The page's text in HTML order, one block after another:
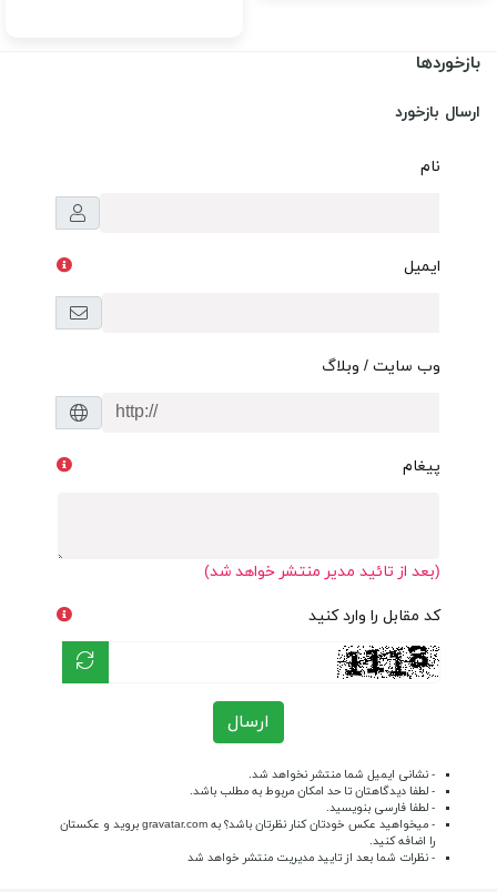
بازخوردها
ارسال بازخورد
نام
ایمیل
وب سایت / وبلاگ
پیغام
(بعد از تائید مدیر منتشر خواهد شد)
کد مقابل را وارد کنید
ارسال
- نشانی ایمیل شما منتشر نخواهد شد.
- لطفا دیدگاهتان تا حد امکان مربوط به مطلب باشد.
- لطفا فارسی بنویسید.
- میخواهید عکس خودتان کنار نظرتان باشد؟ به gravatar.com بروید و عکستان
را اضافه کنید.
- نظرات شما بعد از تایید مدیریت منتشر خواهد شد